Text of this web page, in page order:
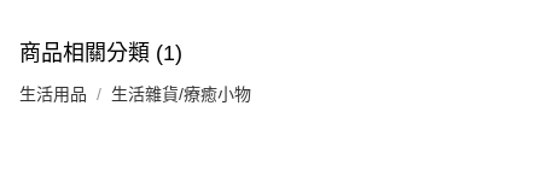
商品相關分類 (1)
生活用品 生活雜貨/療癒小物